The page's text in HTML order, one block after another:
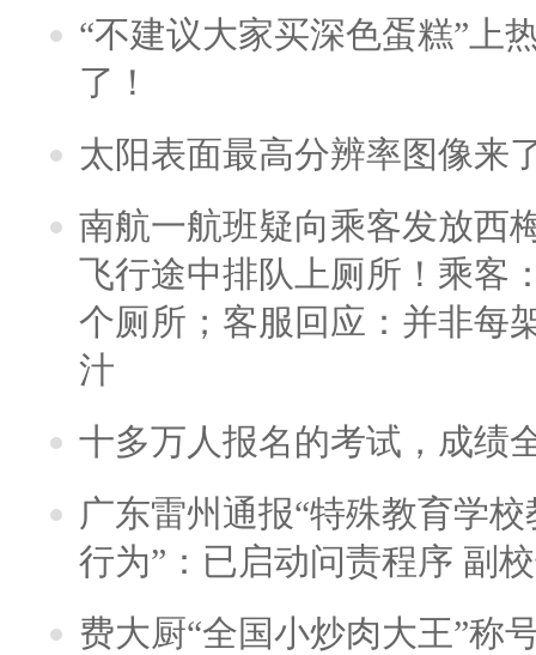
“不建议大家买深色蛋糕”上
了！
太阳表面最高分辨率图像来
南航一航班疑向乘客发放西
飞行途中排队上厕所！乘客
个厕所；客服回应：并非每
汁
十多万人报名的考试，成绩
广东雷州通报“特殊教育学
行为”：已启动问责程序 副
费大厨“全国小炒肉大王”称